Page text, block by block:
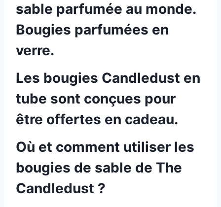
sable parfumée au monde.
Bougies parfumées en
verre.
Les bougies Candledust en
tube sont conçues pour
être offertes en cadeau.
Où et comment utiliser les
bougies de sable de The
Candledust ?